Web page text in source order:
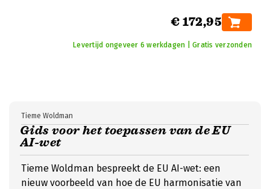
€ 172,95
Levertijd ongeveer 6 werkdagen | Gratis verzonden
Gids voor het toepassen van de EU
AI-wet
Tieme Woldman
Tieme Woldman bespreekt de EU AI-wet: een
nieuw voorbeeld van hoe de EU harmonisatie van